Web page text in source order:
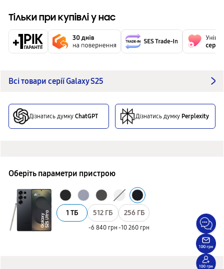
Тільки при купівлі у нас
Всі товари серії Galaxy S25
Дізнатись думку ChatGPT Дізнатись думку Perplexity
Оберіть параметри пристрою
1 ТБ 512 ГБ
-6 840 грн
256 ГБ
-10 260 грн